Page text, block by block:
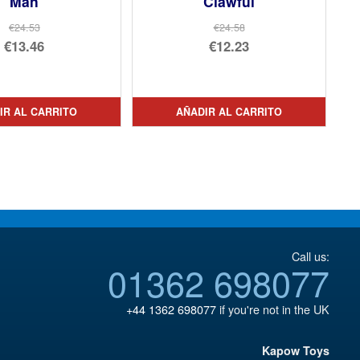
€24.53
El
era:
€24.53.
€13.46
actual
es:
AL CARRITO
€24.58
El
era:
€24.58.
€12.23
actual
es:
AÑADIR AL CARRITO
Call us:
01362 698077
+44 1362 698077if you're not in the UK
Kapow Toys